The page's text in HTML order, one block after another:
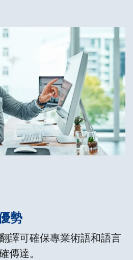
勢
譯可確保專業術語和語言
傳達。